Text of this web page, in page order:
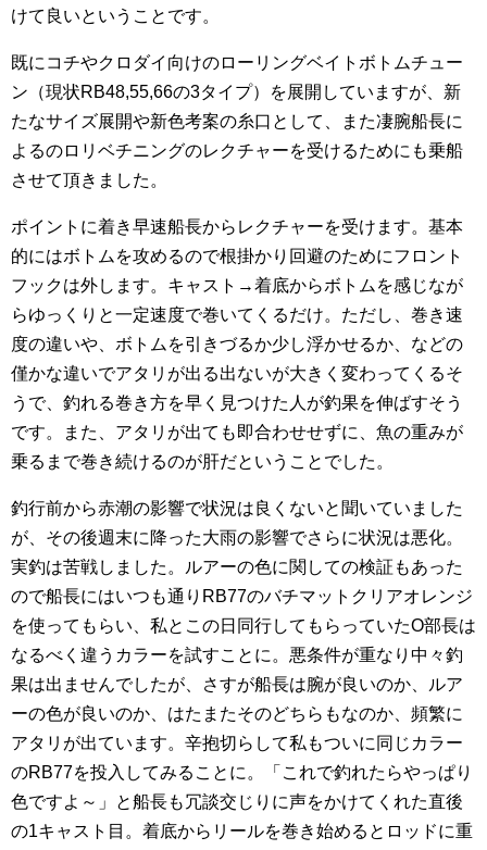
けて良いということです。
既にコチやクロダイ向けのローリングベイトボトムチュー
ン（現状RB48,55,66の3タイプ）を展開していますが、新
たなサイズ展開や新色考案の糸口として、また凄腕船長に
よるのロリベチニングのレクチャーを受けるためにも乗船
させて頂きました。
ポイントに着き早速船長からレクチャーを受けます。基本
的にはボトムを攻めるので根掛かり回避のためにフロント
フックは外します。キャスト→着底からボトムを感じなが
らゆっくりと一定速度で巻いてくるだけ。ただし、巻き速
度の違いや、ボトムを引きづるか少し浮かせるか、などの
僅かな違いでアタリが出る出ないが大きく変わってくるそ
うで、釣れる巻き方を早く見つけた人が釣果を伸ばすそう
です。また、アタリが出ても即合わせせずに、魚の重みが
乗るまで巻き続けるのが肝だということでした。
釣行前から赤潮の影響で状況は良くないと聞いていました
が、その後週末に降った大雨の影響でさらに状況は悪化。
実釣は苦戦しました。ルアーの色に関しての検証もあった
ので船長にはいつも通りRB77のバチマットクリアオレンジ
を使ってもらい、私とこの日同行してもらっていたO部長は
なるべく違うカラーを試すことに。悪条件が重なり中々釣
果は出ませんでしたが、さすが船長は腕が良いのか、ルア
ーの色が良いのか、はたまたそのどちらもなのか、頻繁に
アタリが出ています。辛抱切らして私もついに同じカラー
のRB77を投入してみることに。「これで釣れたらやっぱり
色ですよ～」と船長も冗談交じりに声をかけてくれた直後
の1キャスト目。着底からリールを巻き始めるとロッドに重